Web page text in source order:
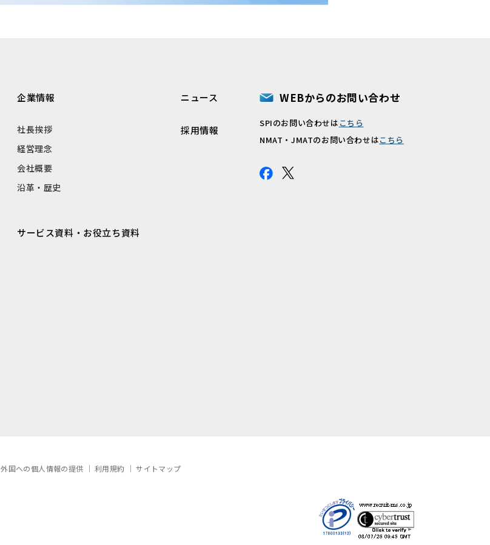
企業情報
社長挨拶
経営理念
会社概要
沿革・歴史
サービス資料・お役立ち資料
ニュース
採用情報
WEBからのお問い合わせ
SPIのお問い合わせは こちら
NMAT・JMATのお問い合わせはこちら
外国への個人情報の提供 利用規約 サイトマップ